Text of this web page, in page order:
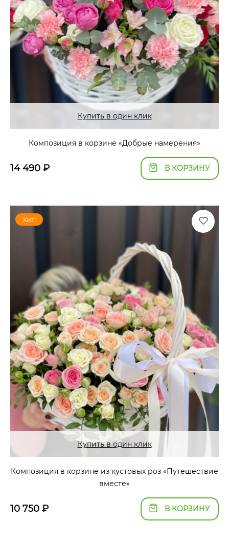
Купить в один клик
Композиция в корзине «Добрые намерения»
14 490 ₽ В КОРЗИНУ
Хит!
Купить в один клик
Композиция в корзине из кустовых роз «Путешествие
вместе»
10 750 ₽ В КОРЗИНУ